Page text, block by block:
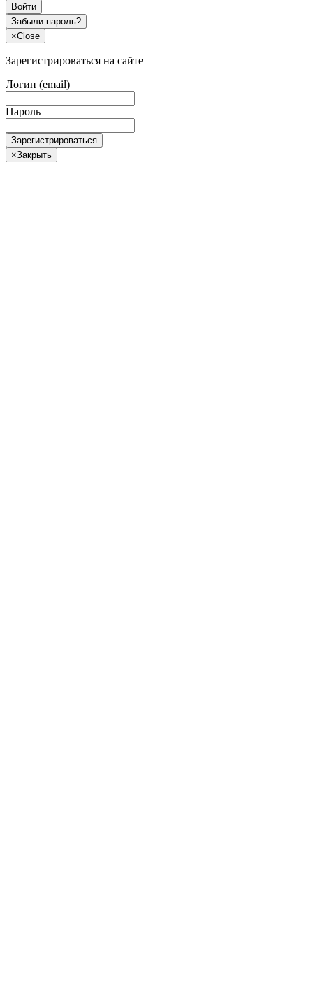
Войти
Забыли пароль?
×Close
Зарегистрироваться на сайте
Логин (email)
Пароль
Зарегистрироваться
×Закрыть